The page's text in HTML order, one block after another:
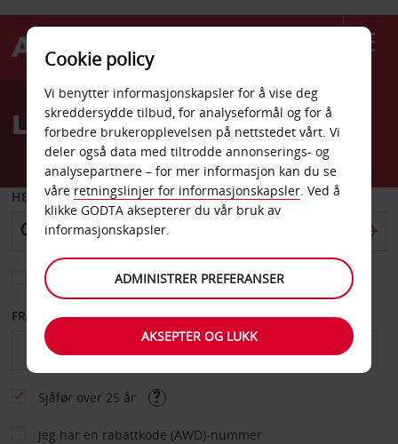
Welcome
AvisLeiebil Mamoudzou
HENT FRA
Velg et annet leveringssted
FRA DATO TIL DATO
Sjåfør over 25 år
Jeg har en rabattkode (AWD)-nummer
Cookie policy
Vi benytter informasjonskapsler for å vise deg
skreddersydde tilbud, for analyseformål og for å
forbedre brukeropplevelsen på nettstedet vårt. Vi
deler også data med tiltrodde annonserings- og
analysepartnere – for mer informasjon kan du se
våre retningslinjer for informasjonskapsler. Ved å
klikke GODTA aksepterer du vår bruk av
informasjonskapsler.
ADMINISTRER PREFERANSER
AKSEPTER OG LUKK